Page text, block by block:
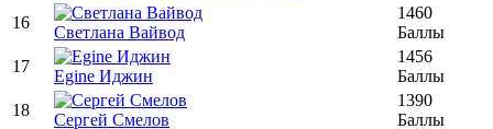
16
Светлана Вайвод
1460
Баллы
17
Egine Иджин
1456
Баллы
18
Сергей Смелов
1390
Баллы